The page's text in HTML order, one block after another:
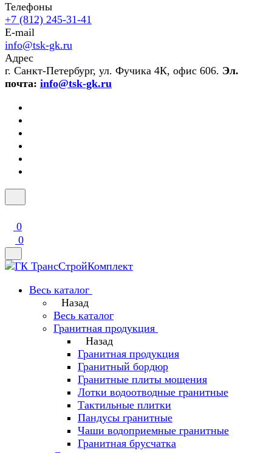
Телефоны
+7 (812) 245-31-41
E-mail
info@tsk-gk.ru
Адрес
г. Санкт-Петербург, ул. Фучика 4К, офис 606. Эл.
почта: info@tsk-gk.ru
0
0
Весь каталог
Назад
Весь каталог
Гранитная продукция
Назад
Гранитная продукция
Гранитный бордюр
Гранитные плиты мощения
Лотки водоотводные гранитные
Тактильные плитки
Пандусы гранитные
Чаши водоприемные гранитные
Гранитная брусчатка